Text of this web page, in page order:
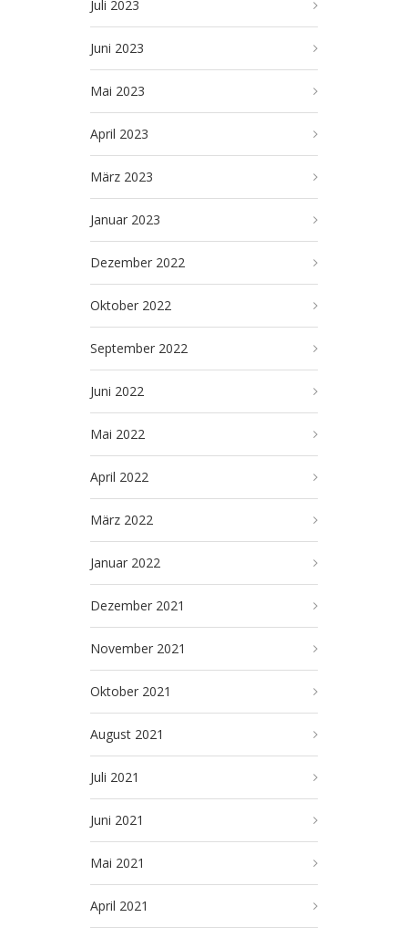
Juli 2023
Juni 2023
Mai 2023
April 2023
März 2023
Januar 2023
Dezember 2022
Oktober 2022
September 2022
Juni 2022
Mai 2022
April 2022
März 2022
Januar 2022
Dezember 2021
November 2021
Oktober 2021
August 2021
Juli 2021
Juni 2021
Mai 2021
April 2021